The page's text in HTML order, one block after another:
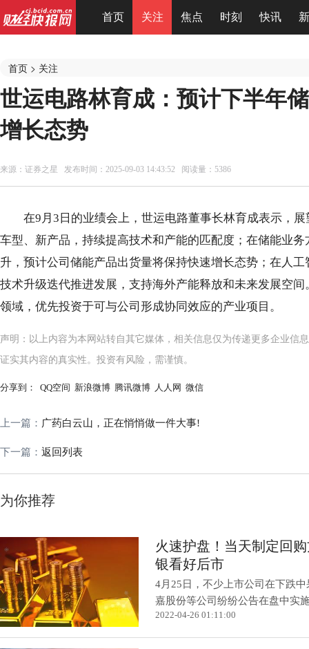
首页 关注 焦点 时刻 快讯
首页 > 关注
世运电路林育成：预计下半年
增长态势
来源： 证券之星 发布时间：2025-09-03 14:43:52 阅读量：5386
在9月3日的业绩会上，世运电路董事长林育成表示，
车型、新产品，持续提高技术和产能的匹配度；在储能业
升，预计公司储能产品出货量将保持快速增长态势；在人
技术升级迭代推进发展，支持海外产能释放和未来发展空
领域，优先投资于可与公司形成协同效应的产业项目。
声明：以上内容为本网站转自其它媒体，相关信息仅为传递更多企业信
证实其内容的真实性。投资有风险，需谨慎。
分享到： QQ空间 新浪微博 腾讯微博 人人网 微信
上一篇： 广药白云山，正在悄悄做一件大事!
下一篇： 返回列表
为你推荐
火速护盘！当天制定回
银看好后市
4月25日，不少上市公司在下跌
嘉股份等公司纷纷公告在盘中实
2022-04-26 01:11:00